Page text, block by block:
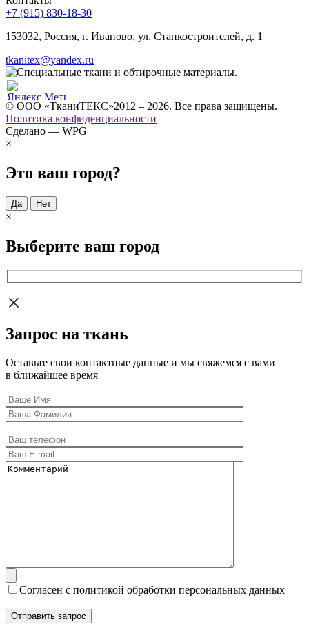
+7 (915) 830-18-30
153032, Россия, г. Иваново, ул. Станкостроителей, д. 1
tkanitex@yandex.ru
© ООО «ТканиТЕКС»2012 – 2026. Все права защищены.
Политика конфиденциальности
Сделано — WPG
×
Это ваш город?
Да Нет
×
Выберите ваш город
Запрос на ткань
Оставьте свои контактные данные и мы свяжемся с вами
в ближайшее время
Согласен с политикой обработки персональных данных